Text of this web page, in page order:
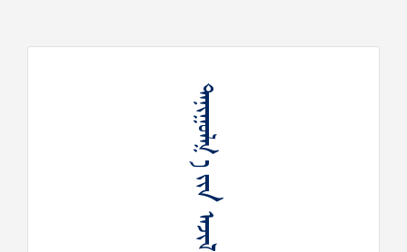
ᠲᠠᠨᠢᠭᠤᠯᠬ᠋ ᠠ ᠶᠢᠨ ᠠᠵᠢᠯ